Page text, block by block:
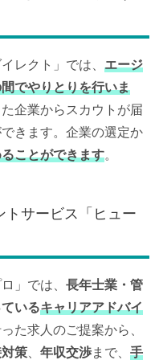
レクト」では、 エージ
でやりとりを行いま
企業からスカウトが届
きます。企業の選定か
ことができます。
トサービス「ヒュー
」では、 長年士業・管
いるキャリアアドバイ
た求人のご提案から、
策、 年収交渉まで、 手